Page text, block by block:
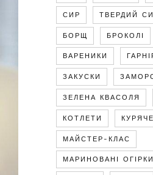
СИР ТВЕРДИЙ
БОРЩ БРОКОЛІ
ВАРЕНИКИ
ЗАКУСКИ
ЗЕЛЕНА КВАСОЛЯ
КОТЛЕТИ
МАЙСТЕР-КЛАС
МАРИНОВАНІ ОГІРКИ